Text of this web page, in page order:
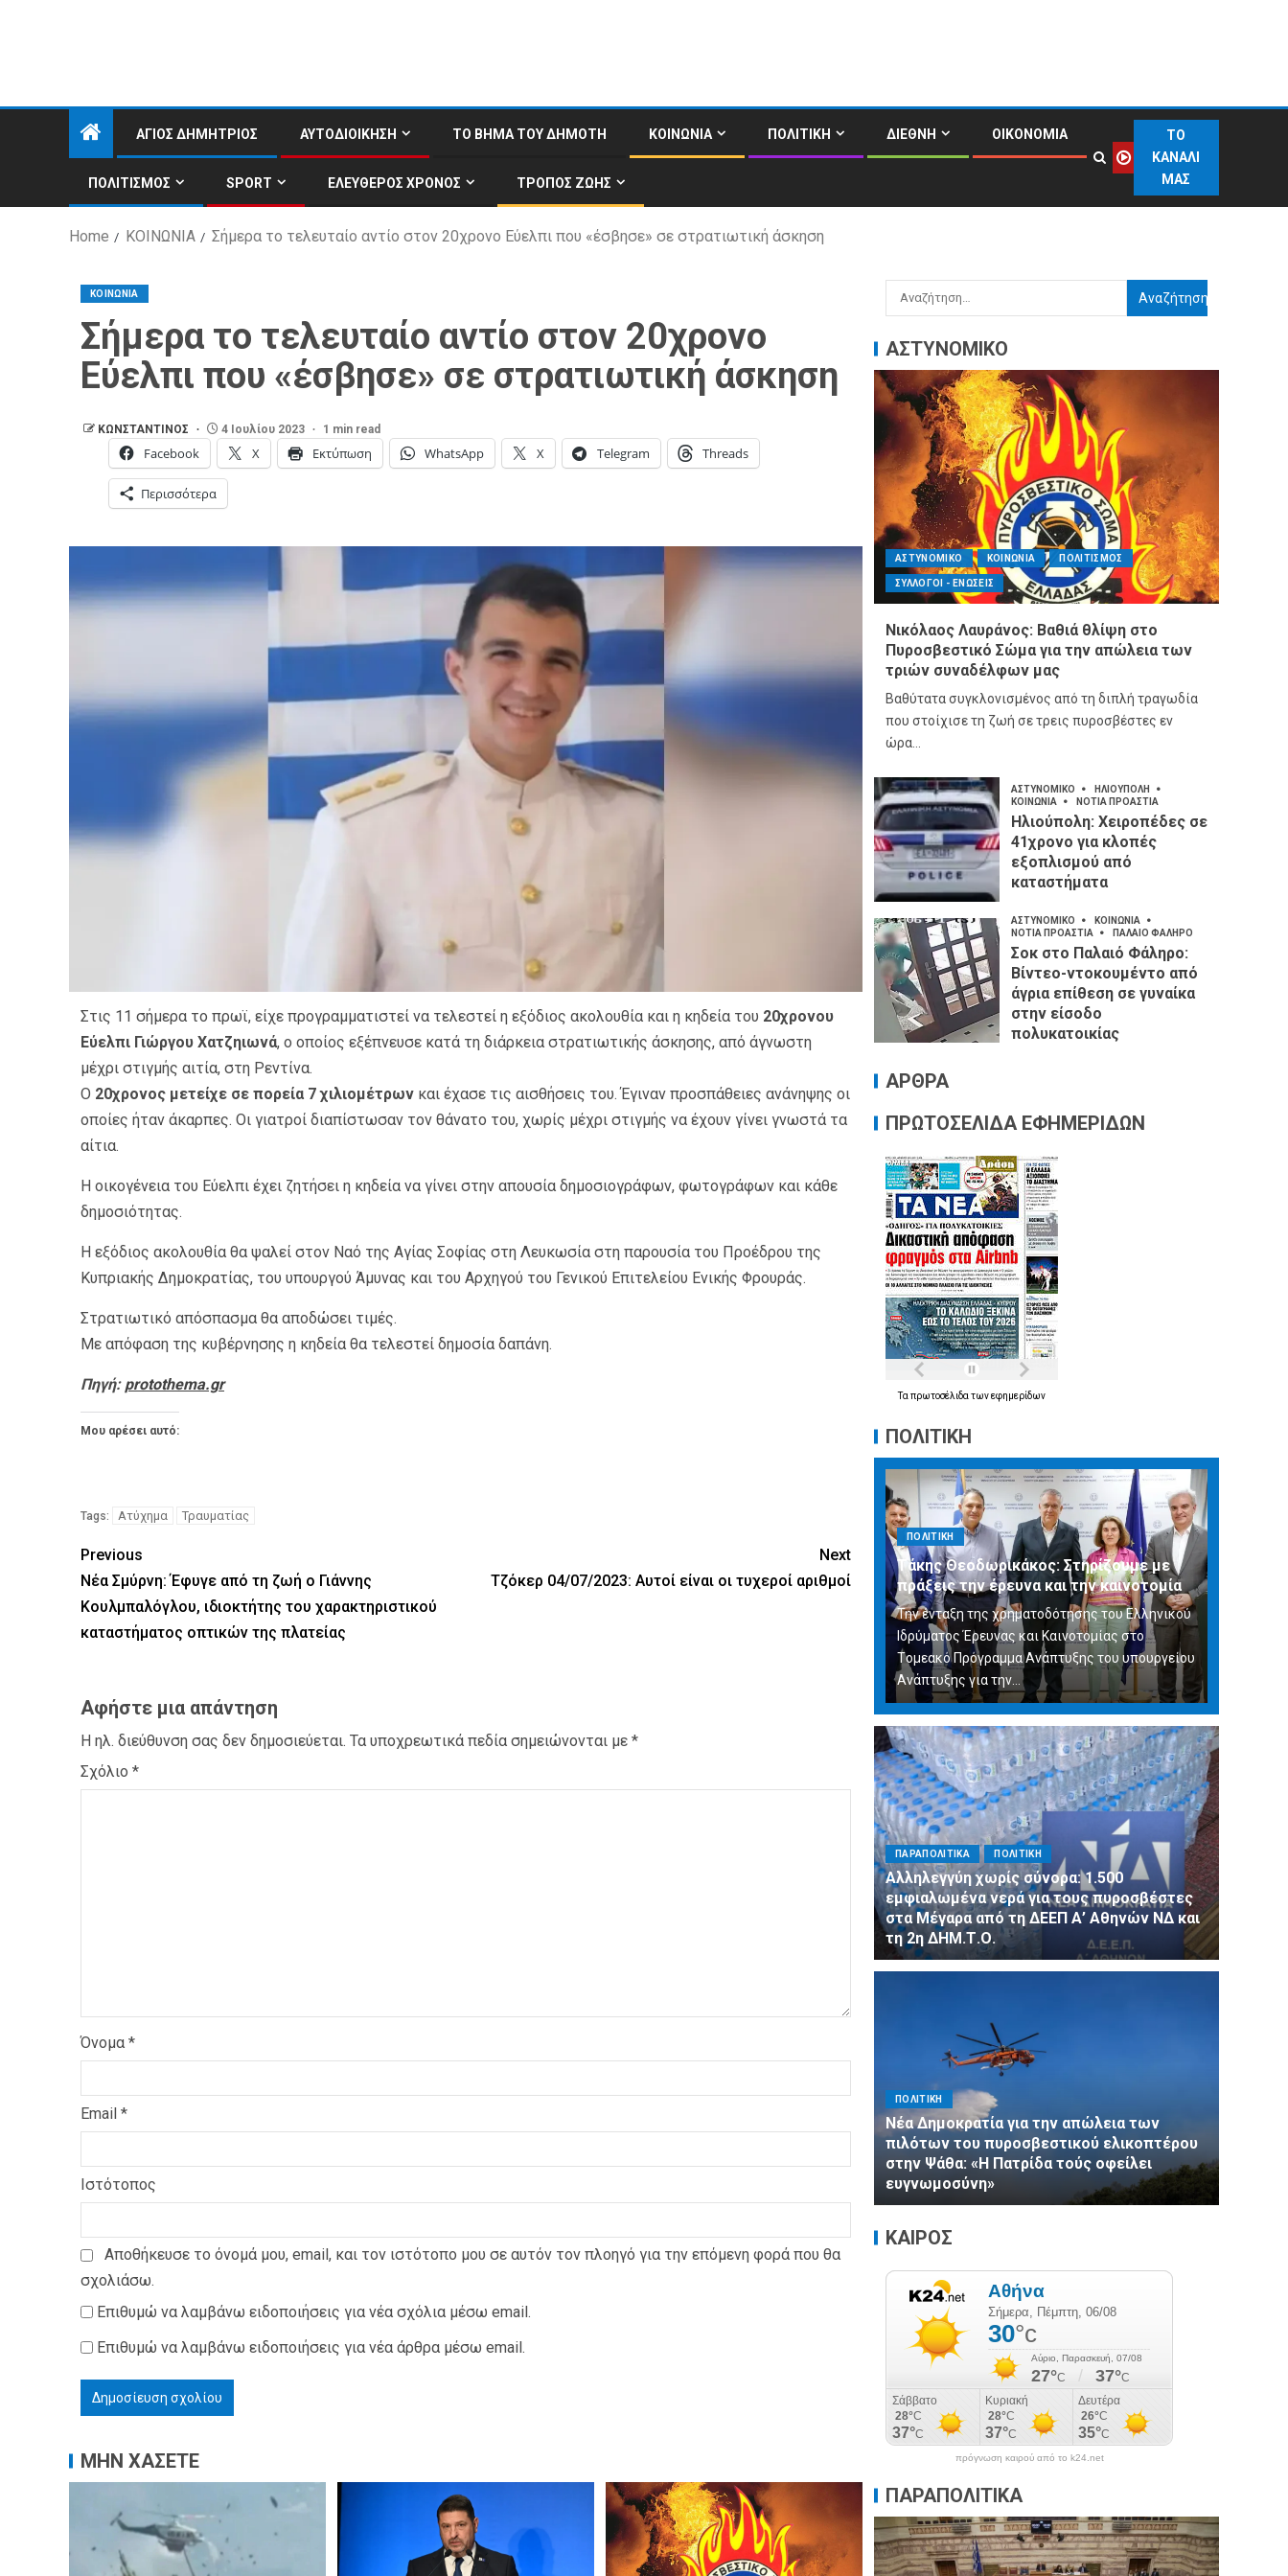
ΑΓΙΟΣ ΔΗΜΗΤΡΙΟΣ ΑΥΤΟΔΙΟΙΚΗΣΗ ΤΟ ΒΗΜΑ ΤΟΥ ΔΗΜΟΤΗ ΚΟΙΝΩΝΙΑ ΠΟΛΙΤΙΚΗ ΔΙΕΘΝΗ ΟΙΚΟΝΟΜΙΑ
ΠΟΛΙΤΙΣΜΟΣ SPORT ΕΛΕΥΘΕΡΟΣ ΧΡΟΝΟΣ ΤΡΟΠΟΣ ΖΩΗΣ
ΤΟ
ΚΑΝΑΛΙ
ΜΑΣ
Home ΚΟΙΝΩΝΙΑ Σήμερα το τελευταίο αντίο στον 20χρονο Εύελπι που «έσβησε» σε στρατιωτική άσκηση
ΚΟΙΝΩΝΙΑ
Σήμερα το τελευταίο αντίο στον 20χρονο
Εύελπι που «έσβησε» σε στρατιωτική άσκηση
ΚΩΝΣΤΑΝΤΙΝΟΣ 4 Ιουλίου 2023 1 min read
Facebook X Εκτύπωση WhatsApp X Telegram Threads
Περισσότερα
Στις 11 σήμερα το πρωϊ, είχε προγραμματιστεί να τελεστεί η εξόδιος ακολουθία και η κηδεία του 20χρονου
Εύελπι Γιώργου Χατζηιωνά, ο οποίος εξέπνευσε κατά τη διάρκεια στρατιωτικής άσκησης, από άγνωστη
μέχρι στιγμής αιτία, στη Ρεντίνα.
Ο 20χρονος μετείχε σε πορεία 7 χιλιομέτρων και έχασε τις αισθήσεις του. Έγιναν προσπάθειες ανάνηψης οι
οποίες ήταν άκαρπες. Οι γιατροί διαπίστωσαν τον θάνατο του, χωρίς μέχρι στιγμής να έχουν γίνει γνωστά τα
αίτια.
Η οικογένεια του Εύελπι έχει ζητήσει η κηδεία να γίνει στην απουσία δημοσιογράφων, φωτογράφων και κάθε
δημοσιότητας.
Η εξόδιος ακολουθία θα ψαλεί στον Ναό της Αγίας Σοφίας στη Λευκωσία στη παρουσία του Προέδρου της
Κυπριακής Δημοκρατίας, του υπουργού Άμυνας και του Αρχηγού του Γενικού Επιτελείου Ενικής Φρουράς.
Στρατιωτικό απόσπασμα θα αποδώσει τιμές.
Με απόφαση της κυβέρνησης η κηδεία θα τελεστεί δημοσία δαπάνη.
Πηγή: protothema.gr
Μου αρέσει αυτό:
Tags: Ατύχημα Τραυματίας
Previous
Νέα Σμύρνη: Έφυγε από τη ζωή ο Γιάννης
Κουλμπαλόγλου, ιδιοκτήτης του χαρακτηριστικού
καταστήματος οπτικών της πλατείας
Next
Τζόκερ 04/07/2023: Αυτοί είναι οι τυχεροί αριθμοί
Αφήστε μια απάντηση
Η ηλ. διεύθυνση σας δεν δημοσιεύεται. Τα υποχρεωτικά πεδία σημειώνονται με *
Σχόλιο *
Όνομα *
Email *
Ιστότοπος
Αποθήκευσε το όνομά μου, email, και τον ιστότοπο μου σε αυτόν τον πλοηγό για την επόμενη φορά που θα
σχολιάσω.
Επιθυμώ να λαμβάνω ειδοποιήσεις για νέα σχόλια μέσω email.
Επιθυμώ να λαμβάνω ειδοποιήσεις για νέα άρθρα μέσω email.
ΜΗΝ ΧΑΣΕΤΕ
ΑΣΤΥΝΟΜΙΚΟ
ΑΣΤΥΝΟΜΙΚΟ ΚΟΙΝΩΝΙΑ ΠΟΛΙΤΙΣΜΟΣ
ΣΥΛΛΟΓΟΙ - ΕΝΩΣΕΙΣ
Νικόλαος Λαυράνος: Βαθιά θλίψη στο
Πυροσβεστικό Σώμα για την απώλεια των
τριών συναδέλφων μας
Βαθύτατα συγκλονισμένος από τη διπλή τραγωδία
που στοίχισε τη ζωή σε τρεις πυροσβέστες εν
ώρα...
ΑΣΤΥΝΟΜΙΚΟ
ΗΛΙΟΥΠΟΛΗ
ΚΟΙΝΩΝΙΑ
ΝΟΤΙΑ ΠΡΟΑΣΤΙΑ
Ηλιούπολη: Χειροπέδες σε
41χρονο για κλοπές
εξοπλισμού από
καταστήματα
ΑΣΤΥΝΟΜΙΚΟ
ΚΟΙΝΩΝΙΑ
ΝΟΤΙΑ ΠΡΟΑΣΤΙΑ
ΠΑΛΑΙΟ ΦΑΛΗΡΟ
Σοκ στο Παλαιό Φάληρο:
Βίντεο-ντοκουμέντο από
άγρια επίθεση σε γυναίκα
στην είσοδο
πολυκατοικίας
ΑΡΘΡΑ
ΠΡΩΤΟΣΕΛΙΔΑ ΕΦΗΜΕΡΙΔΩΝ
Τα πρωτοσέλιδα τωνεφημερίδων
ΠΟΛΙΤΙΚΗ
ΠΟΛΙΤΙΚΗ
Τάκης Θεοδωρικάκος: Στηρίζουμε με
πράξεις την έρευνα και την καινοτομία
Την ένταξη της χρηματοδότησης του Ελληνικού
Ιδρύματος Έρευνας και Καινοτομίας στο
Tομεακό Πρόγραμμα Ανάπτυξης του υπουργείου
Ανάπτυξης για την…
ΠΑΡΑΠΟΛΙΤΙΚΑ ΠΟΛΙΤΙΚΗ
Αλληλεγγύη χωρίς σύνορα: 1.500
εμφιαλωμένα νερά για τους πυροσβέστες
στα Μέγαρα από τη ΔΕΕΠ Α’ Αθηνών ΝΔ και
τη 2η ΔΗΜ.Τ.Ο.
ΠΟΛΙΤΙΚΗ
Νέα Δημοκρατία για την απώλεια των
πιλότων του πυροσβεστικού ελικοπτέρου
στην Ψάθα: «Η Πατρίδα τούς οφείλει
ευγνωμοσύνη»
ΚΑΙΡΟΣ
πρόγνωση καιρού από το k24.net
ΠΑΡΑΠΟΛΙΤΙΚΑ